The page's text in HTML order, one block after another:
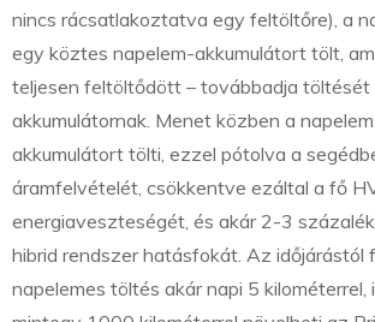
nincs rácsatlakoztatva egy feltöltőre), a
egy köztes napelem-akkumulátort tölt,
teljesen feltöltődött – továbbadja töltését
akkumulátornak. Menet közben a
akkumulátort tölti, ezzel pótolva a
áramfelvételét, csökkentve ezáltal a fő
energiaveszteségét, és akár 2-3
hibrid rendszer hatásfokát. Az időjárástól
napelemes töltés akár napi 5